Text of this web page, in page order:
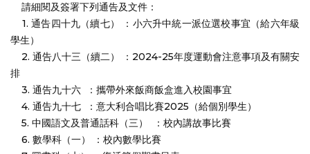
請細閱及簽署下列通告及文件：
1. 通告四十九（續七） ：小六升中統一派位選校事宜（給六年級
學生）
2. 通告八十三（續二） ：2024-25年度運動會注意事項及有關安
排
3. 通告九十六 ：攜帶外來飯商飯盒進入校園事宜
4. 通告九十七 ：意大利合唱比賽2025（給個別學生）
5. 中國語文及普通話科（三） ：校內講故事比賽
6. 數學科（一） ：校內數學比賽